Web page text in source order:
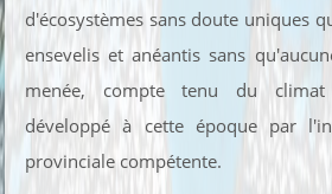
d'écosystèmes sans doute uniques
ensevelis et anéantis sans
menée, compte tenu du climat
développé à cette époque par
provinciale compétente.